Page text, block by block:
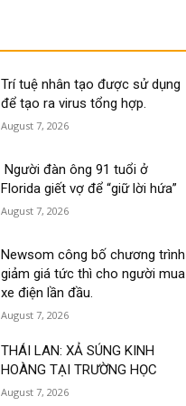
Trí tuệ nhân tạo được sử dụng
để tạo ra virus tổng hợp.
August 7, 2026
Người đàn ông 91 tuổi ở
Florida giết vợ để “giữ lời hứa”
August 7, 2026
Newsom công bố chương trình
giảm giá tức thì cho người mua
xe điện lần đầu.
August 7, 2026
THÁI LAN: XẢ SÚNG KINH
HOÀNG TẠI TRƯỜNG HỌC
August 7, 2026